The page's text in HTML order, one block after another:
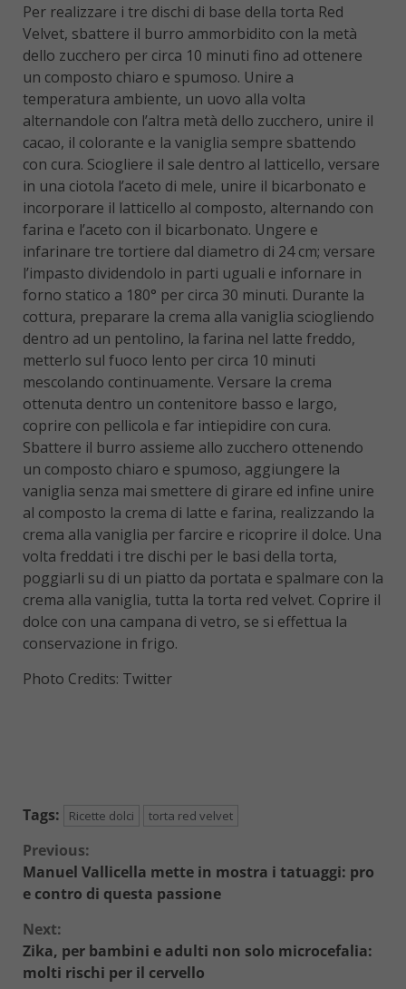
Per realizzare i tre dischi di base della torta Red
Velvet, sbattere il burro ammorbidito con la metà
dello zucchero per circa 10 minuti fino ad ottenere
un composto chiaro e spumoso. Unire a
temperatura ambiente, un uovo alla volta
alternandole con l’altra metà dello zucchero, unire il
cacao, il colorante e la vaniglia sempre sbattendo
con cura. Sciogliere il sale dentro al latticello, versare
in una ciotola l’aceto di mele, unire il bicarbonato e
incorporare il latticello al composto, alternando con
farina e l’aceto con il bicarbonato. Ungere e
infarinare tre tortiere dal diametro di 24 cm; versare
l’impasto dividendolo in parti uguali e infornare in
forno statico a 180° per circa 30 minuti. Durante la
cottura, preparare la crema alla vaniglia sciogliendo
dentro ad un pentolino, la farina nel latte freddo,
metterlo sul fuoco lento per circa 10 minuti
mescolando continuamente. Versare la crema
ottenuta dentro un contenitore basso e largo,
coprire con pellicola e far intiepidire con cura.
Sbattere il burro assieme allo zucchero ottenendo
un composto chiaro e spumoso, aggiungere la
vaniglia senza mai smettere di girare ed infine unire
al composto la crema di latte e farina, realizzando la
crema alla vaniglia per farcire e ricoprire il dolce. Una
volta freddati i tre dischi per le basi della torta,
poggiarli su di un piatto da portata e spalmare con la
crema alla vaniglia, tutta la torta red velvet. Coprire il
dolce con una campana di vetro, se si effettua la
conservazione in frigo.
Photo Credits: Twitter
Tags: Ricette dolci torta red velvet
Continue
Reading
Previous:
Manuel Vallicella mette in mostra i tatuaggi: pro
e contro di questa passione
Next:
Zika, per bambini e adulti non solo microcefalia:
molti rischi per il cervello